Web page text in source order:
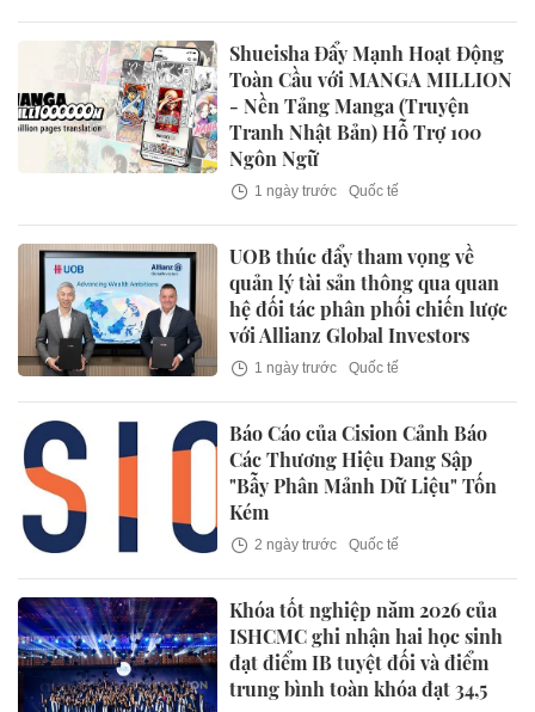
Shueisha Đẩy Mạnh Hoạt Động
Toàn Cầu với MANGA MILLION
- Nền Tảng Manga (Truyện
Tranh Nhật Bản) Hỗ Trợ 100
Ngôn Ngữ
1 ngày trước Quốc tế
UOB thúc đẩy tham vọng về
quản lý tài sản thông qua quan
hệ đối tác phân phối chiến lược
với Allianz Global Investors
1 ngày trước Quốc tế
Báo Cáo của Cision Cảnh Báo
Các Thương Hiệu Đang Sập
"Bẫy Phân Mảnh Dữ Liệu" Tốn
Kém
2 ngày trước Quốc tế
Khóa tốt nghiệp năm 2026 của
ISHCMC ghi nhận hai học sinh
đạt điểm IB tuyệt đối và điểm
trung bình toàn khóa đạt 34,5